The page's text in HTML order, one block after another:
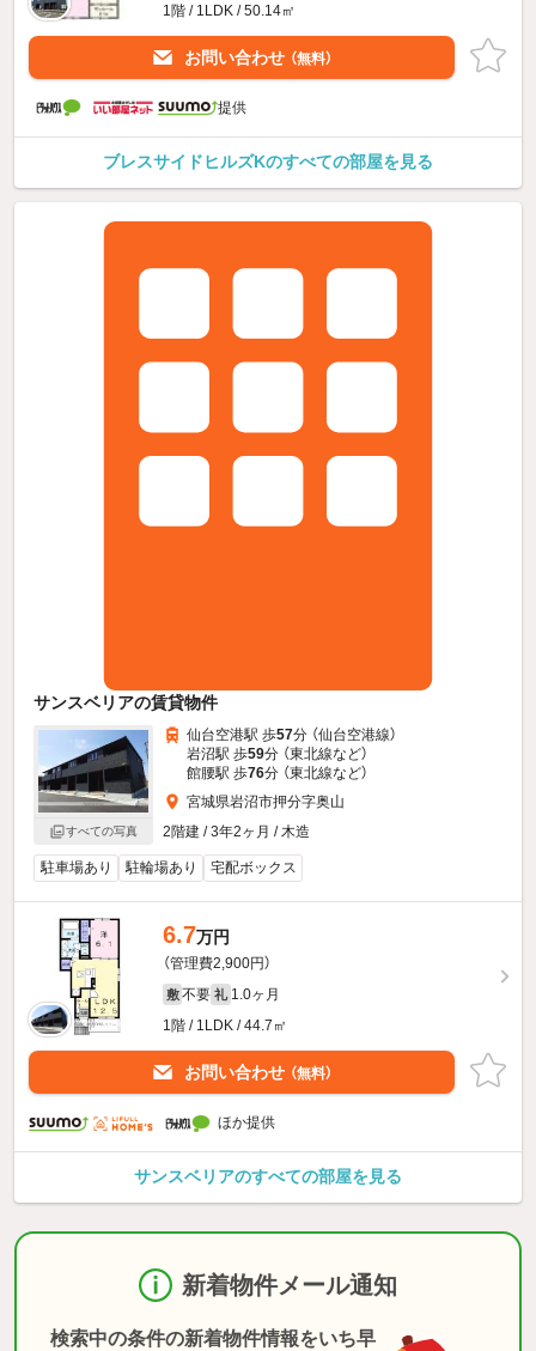
1階 / 1LDK / 50.14㎡
お問い合わせ （無料）
提供
ブレスサイドヒルズKのすべての部屋を見る
サンスベリアの賃貸物件
すべての写真
仙台空港駅 歩57分 （仙台空港線）
岩沼駅 歩59分 （東北線など）
館腰駅 歩76分 （東北線など）
宮城県岩沼市押分字奥山
2階建 / 3年2ヶ月 / 木造
駐車場あり 駐輪場あり 宅配ボックス
6.7万円
（管理費2,900円）
敷 不要 礼 1.0ヶ月
1階 / 1LDK / 44.7㎡
お問い合わせ （無料）
ほか提供
サンスベリアのすべての部屋を見る
新着物件メール通知
検索中の条件の新着物件情報をいち早